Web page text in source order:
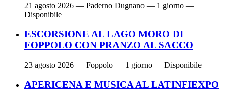
21 agosto 2026 — Paderno Dugnano — 1 giorno —
Disponibile
ESCORSIONE AL LAGO MORO DI
FOPPOLO CON PRANZO AL SACCO
23 agosto 2026 — Foppolo — 1 giorno — Disponibile
APERICENA E MUSICA AL LATINFIEXPO